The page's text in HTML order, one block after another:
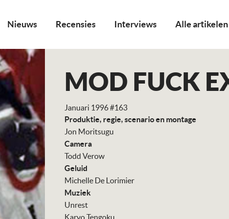
Nieuws Recensies Interviews Alle artikelen
MOD FUCK
Januari 1996 #163
Produktie, regie, scenario en montage
Jon Moritsugu
Camera
Todd Verow
Geluid
Michelle De Lorimier
Muziek
Unrest
Karyo Tengoku